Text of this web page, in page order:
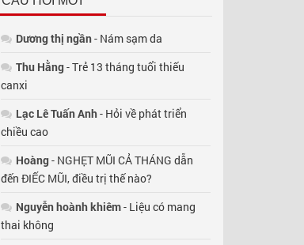
Dương thị ngần- Nám sạm da
Thu Hằng- Trẻ 13 tháng tuổi thiếu
canxi
Lạc Lê Tuấn Anh- Hỏi về phát triển
chiều cao
Hoàng- NGHẸT MŨI CẢ THÁNG dẫn
đến ĐIẾC MŨI, điều trị thế nào?
Nguyễn hoành khiêm- Liệu có mang
thai không